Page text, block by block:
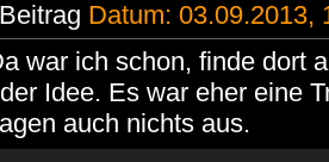
Datum:
war ich schon, finde dort
Idee. Es war eher eine
auch nichts aus.